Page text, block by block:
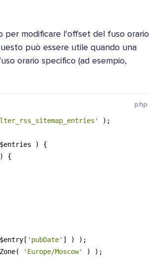
per modificare l'offset del fuso orario
può essere utile quando una
orario specifico (ad esempio,